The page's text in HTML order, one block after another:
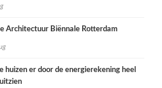
Architectuur Biënnale Rotterdam
huizen er door de energierekening heel